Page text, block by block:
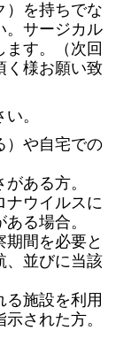
を持ちでな
。 サージカル
ます。（次回
く様お願い致
。
）や自宅での
ある方。
ナウイルスに
る場合。
期間を必要と
、並びに当該
る施設を利用
された方。